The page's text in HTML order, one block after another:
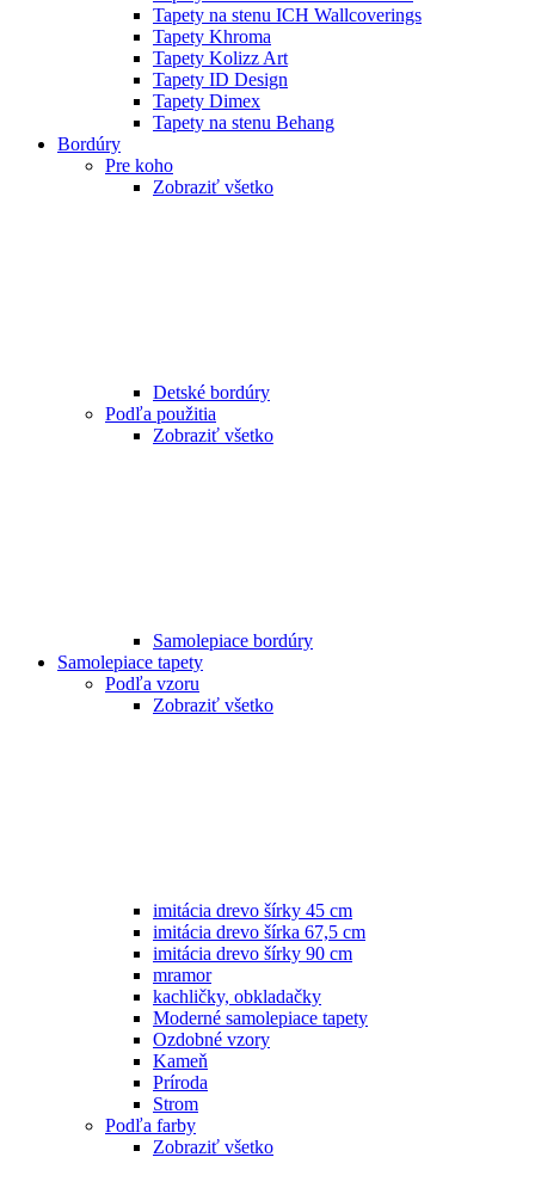
Tapety na stenu ICH Wallcoverings
Tapety Khroma
Tapety Kolizz Art
Tapety ID Design
Tapety Dimex
Tapety na stenu Behang
Bordúry
Pre koho
Zobraziť všetko
Detské bordúry
Podľa použitia
Zobraziť všetko
Samolepiace bordúry
Samolepiace tapety
Podľa vzoru
Zobraziť všetko
imitácia drevo šírky 45 cm
imitácia drevo šírka 67,5 cm
imitácia drevo šírky 90 cm
mramor
kachličky, obkladačky
Moderné samolepiace tapety
Ozdobné vzory
Kameň
Príroda
Strom
Podľa farby
Zobraziť všetko